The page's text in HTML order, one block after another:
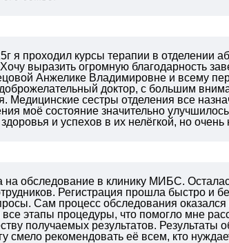
я проходил курсы терапии в отделении
Хочу выразить огромную благодарность
Анжелике Владимировне и всему
доктор, с большим
Медицинские сестры отделения все
моё состояние значительно
и успехов в их нелёгкой, но
на обследование в клинику МИБС.
Регистрация прошла быстро и
Сам процесс обследования
этапы процедуры, что помогло мне
получаемых результатов. Результаты
смело рекомендовать её всем, кто